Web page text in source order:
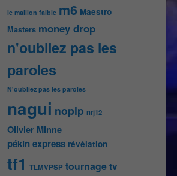
le maillon faible m6 Maestro
Masters money drop
n'oubliez pas les
paroles
N'oubliez pas les paroles
nagui noplp nrj12
Olivier Minne
pékin express révélation
tf1 TLMVPSP tournagetv